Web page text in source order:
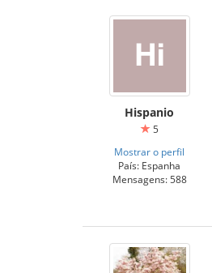
Hispanio
5
Mostrar o perfil
País: Espanha
Mensagens: 588